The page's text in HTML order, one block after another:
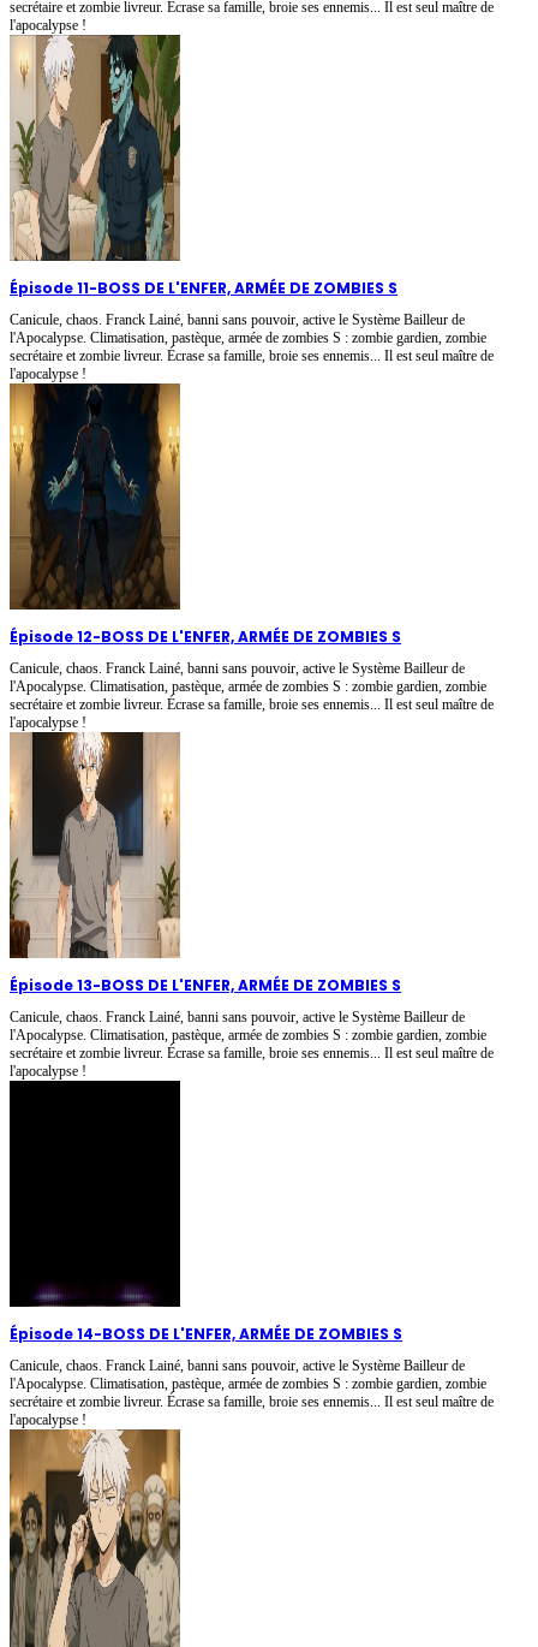
secrétaire et zombie livreur. Écrase sa famille, broie ses ennemis... Il est seul maître de
l'apocalypse !
Épisode 11-BOSS DE L'ENFER, ARMÉE DE ZOMBIES S
Canicule, chaos. Franck Lainé, banni sans pouvoir, active le Système Bailleur de
l'Apocalypse. Climatisation, pastèque, armée de zombies S : zombie gardien, zombie
secrétaire et zombie livreur. Écrase sa famille, broie ses ennemis... Il est seul maître de
l'apocalypse !
Épisode 12-BOSS DE L'ENFER, ARMÉE DE ZOMBIES S
Canicule, chaos. Franck Lainé, banni sans pouvoir, active le Système Bailleur de
l'Apocalypse. Climatisation, pastèque, armée de zombies S : zombie gardien, zombie
secrétaire et zombie livreur. Écrase sa famille, broie ses ennemis... Il est seul maître de
l'apocalypse !
Épisode 13-BOSS DE L'ENFER, ARMÉE DE ZOMBIES S
Canicule, chaos. Franck Lainé, banni sans pouvoir, active le Système Bailleur de
l'Apocalypse. Climatisation, pastèque, armée de zombies S : zombie gardien, zombie
secrétaire et zombie livreur. Écrase sa famille, broie ses ennemis... Il est seul maître de
l'apocalypse !
Épisode 14-BOSS DE L'ENFER, ARMÉE DE ZOMBIES S
Canicule, chaos. Franck Lainé, banni sans pouvoir, active le Système Bailleur de
l'Apocalypse. Climatisation, pastèque, armée de zombies S : zombie gardien, zombie
secrétaire et zombie livreur. Écrase sa famille, broie ses ennemis... Il est seul maître de
l'apocalypse !